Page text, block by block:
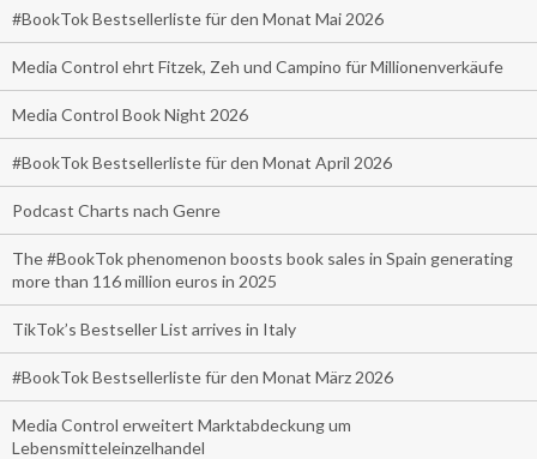
#BookTok Bestsellerliste für den Monat Mai 2026
Media Control ehrt Fitzek, Zeh und Campino für Millionenverkäufe
Media Control Book Night 2026
#BookTok Bestsellerliste für den Monat April 2026
Podcast Charts nach Genre
The #BookTok phenomenon boosts book sales in Spain generating
more than 116 million euros in 2025
TikTok’s Bestseller List arrives in Italy
#BookTok Bestsellerliste für den Monat März 2026
Media Control erweitert Marktabdeckung um
Lebensmitteleinzelhandel